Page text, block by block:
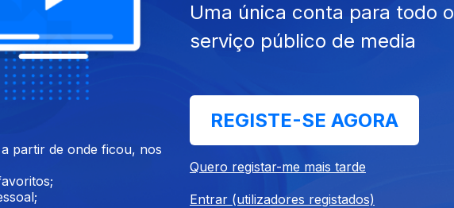
interior em detrimento do caos emocional.
a própria vida.
partir de onde ficou, nos
Uma única conta para todo o
serviço público de media
REGISTE-SE AGORA
Quero registar-me mais tarde
Entrar (utilizadores registados)